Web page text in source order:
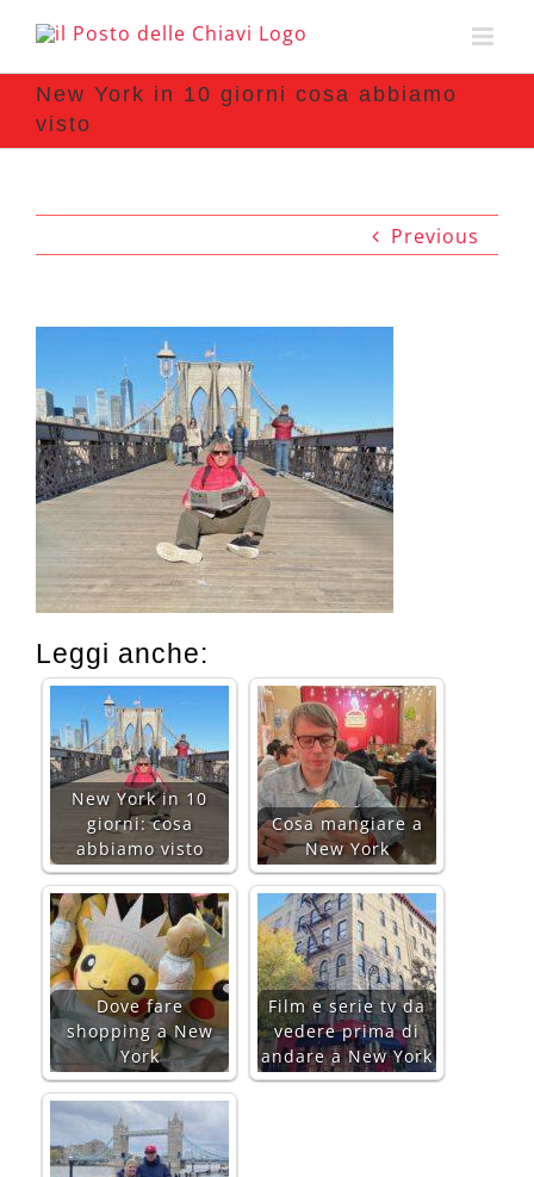
New York in 10 giorni cosa abbiamo
visto
Previous
Leggi anche:
New York in 10
giorni: cosa
abbiamo visto
Cosa mangiare a
New York
Dove fare
shopping a New
York
Film e serie tv da
vedere prima di
andare a New York